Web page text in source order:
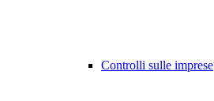
Controlli sulle imprese